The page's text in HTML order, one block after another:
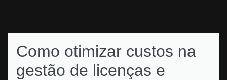
Como otimizar custos na
gestão de licenças e